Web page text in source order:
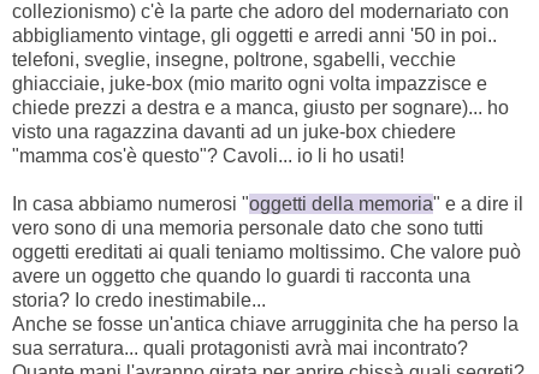
collezionismo) c'è la parte che adoro del modernariato con
abbigliamento vintage, gli oggetti e arredi anni '50 in poi..
telefoni, sveglie, insegne, poltrone, sgabelli, vecchie
ghiacciaie, juke-box (mio marito ogni volta impazzisce e
chiede prezzi a destra e a manca, giusto per sognare)... ho
visto una ragazzina davanti ad un juke-box chiedere
"mamma cos'è questo"? Cavoli... io li ho usati!
In casa abbiamo numerosi "oggetti della memoria" e a dire il
vero sono di una memoria personale dato che sono tutti
oggetti ereditati ai quali teniamo moltissimo. Che valore può
avere un oggetto che quando lo guardi ti racconta una
storia? Io credo inestimabile...
Anche se fosse un'antica chiave arrugginita che ha perso la
sua serratura... quali protagonisti avrà mai incontrato?